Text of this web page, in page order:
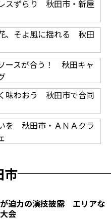
スずらり 秋田市・新屋
、そよ風に揺れる 秋田
ースが合う！ 秋田キャ
味わおう 秋田市で合同
を 秋田市・ＡＮＡクラ
市
迫力の演技披露 エリアな
会